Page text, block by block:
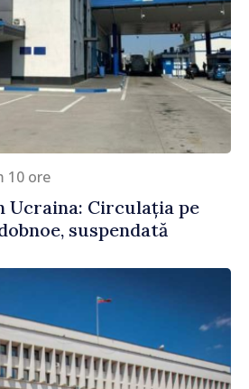
10 ore
Ucraina: Circulația pe
suspendată